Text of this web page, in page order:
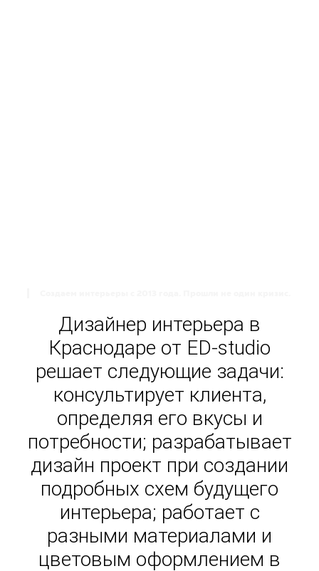
Дизайнер интерьера в
Краснодаре от ED-studio
решает следующие задачи:
консультирует клиента,
определяя его вкусы и
потребности; разрабатывает
дизайн проект при создании
подробных схем будущего
интерьера; работает с
разными материалами и
цветовым оформлением в